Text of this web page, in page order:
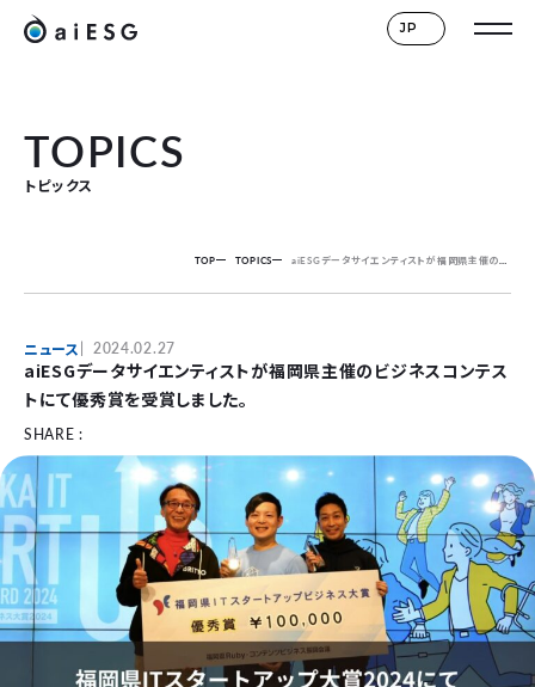
JP
TOPICS
トピックス
TOP TOPICS aiESGデータサイエンティストが福岡県主催のビジネスコンテストにて優秀賞を受賞しました。
ニュース 2024.02.27
aiESGデータサイエンティストが福岡県主催のビジネスコンテス
トにて優秀賞を受賞しました。
SHARE :